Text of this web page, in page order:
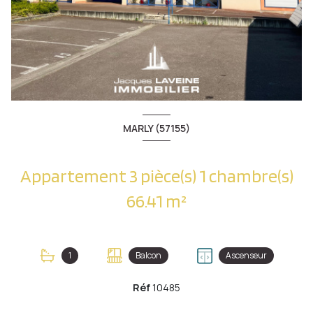
MARLY (57155)
Appartement 3 pièce(s) 1 chambre(s)
66.41 m²
1 Balcon Ascenseur
Réf10485